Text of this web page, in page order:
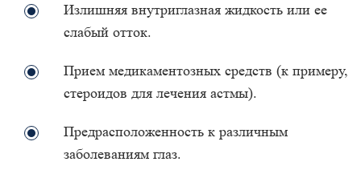
Излишняя внутриглазная жидкость или ее
слабый отток.
Прием медикаментозных средств (к примеру,
стероидов для лечения астмы).
Предрасположенность к различным
заболеваниям глаз.